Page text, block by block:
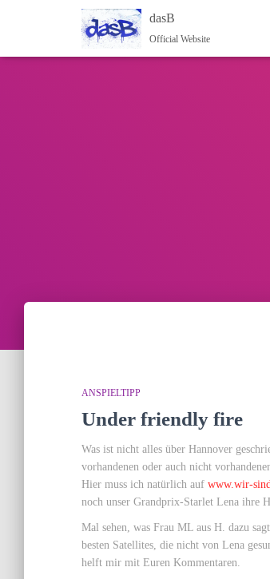
dasB
Official Website
ANSPIELTIPP
Under friendly fire
Was ist nicht alles über Hannover
vorhandenen oder auch nicht
Hier muss ich natürlich auf www.wir-
noch unser Grandprix-Starlet Lena ihre
Mal sehen, was Frau ML aus H. dazu
besten Satellites, die nicht von Lena
helft mir mit Euren Kommentaren.